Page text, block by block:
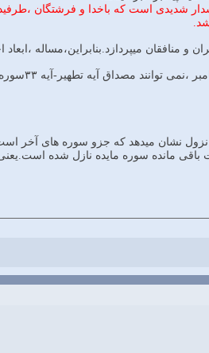
شدیدی است که باخدا و فرشتگان
4- آیه ۴این
،تنها تعدادی از آیات باقی مانده سوره مایده